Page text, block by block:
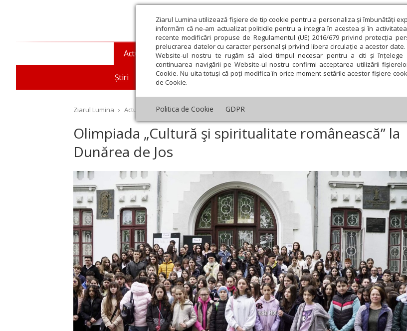
Ziarul Lumina utilizează fişiere de tip cookie pentru a personaliza și îmbunătăți
informăm că ne-am actualizat politicile pentru a integra în acestea și în
recente modificări propuse de Regulamentul (UE) 2016/679 privind protecția
prelucrarea datelor cu caracter personal și privind libera circulație a acestor
Website-ul nostru te rugăm să aloci timpul necesar pentru a citi și înțelege
continuarea navigării pe Website-ul nostru confirmi acceptarea utilizării
Cookie. Nu uita totuși că poți modifica în orice moment setările acestor fişiere
de Cookie.
Politica de Cookie GDPR
Actualitate religioasă
Știri Mesaje și cuvântări An omagial Comunicate de presă
Teologie și spiritualitate Educaţie și Cultură
Ziarul Lumina › Actualitate religioasă › Știri › Olimpiada „Cultură şi spiritualitate românească” la Dunărea de
Olimpiada „Cultură şi spiritualitate românească” la
Dunărea de Jos